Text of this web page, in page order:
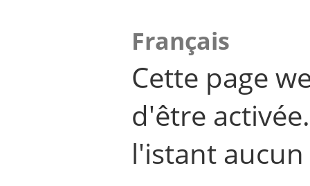
Français
Cette page
d'être
l'istant